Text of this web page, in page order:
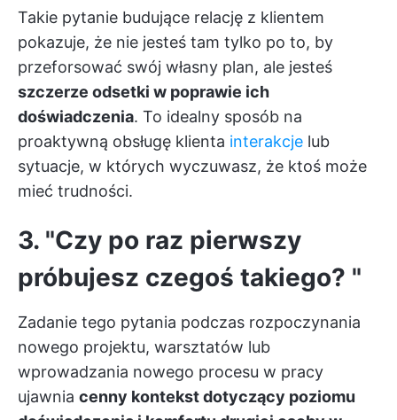
Takie pytanie budujące relację z klientem
pokazuje, że nie jesteś tam tylko po to, by
przeforsować swój własny plan, ale jesteś
szczerze odsetki w poprawie ich
doświadczenia. To idealny sposób na
proaktywną obsługę klienta interakcje lub
sytuacje, w których wyczuwasz, że ktoś może
mieć trudności.
3. "Czy po raz pierwszy
próbujesz czegoś takiego? "
Zadanie tego pytania podczas rozpoczynania
nowego projektu, warsztatów lub
wprowadzania nowego procesu w pracy
ujawnia cenny kontekst dotyczący poziomu